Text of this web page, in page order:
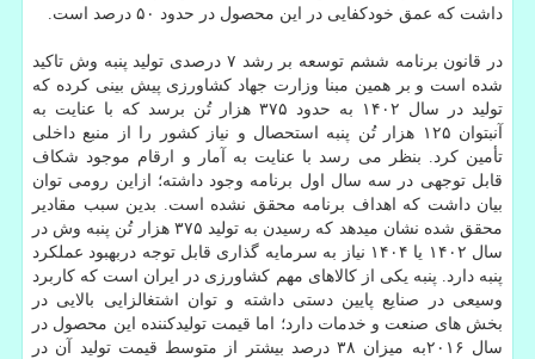
داشت كه عمق خودكفایی در این محصول در حدود ۵۰ درصد است.
در قانون برنامه ششم توسعه بر رشد ۷ درصدی تولید پنبه وش تاكید
شده است و بر همین مبنا وزارت جهاد كشاورزی پیش بینی كرده كه
تولید در سال ۱۴۰۲ به حدود ۳۷۵ هزار تُن برسد كه با عنایت به
آنبتوان ۱۲۵ هزار تُن پنبه استحصال و نیاز كشور را از منبع داخلی
تأمین كرد. بنظر می رسد با عنایت به آمار و ارقام موجود شكاف
قابل توجهی در سه سال اول برنامه وجود داشته؛ ازاین رومی توان
بیان داشت كه اهداف برنامه محقق نشده است. بدین سبب مقادیر
محقق شده نشان میدهد كه رسیدن به تولید ۳۷۵ هزار تُن پنبه وش در
سال ۱۴۰۲ یا ۱۴۰۴ نیاز به سرمایه گذاری قابل توجه دربهبود عملكرد
پنبه دارد. پنبه یكی از كالاهای مهم كشاورزی در ایران است كه كاربرد
وسیعی در صنایع پایین دستی داشته و توان اشتغالزایی بالایی در
بخش های صنعت و خدمات دارد؛ اما قیمت تولیدكننده این محصول در
سال ۲۰۱۶به میزان ۳۸ درصد بیشتر از متوسط قیمت تولید آن در